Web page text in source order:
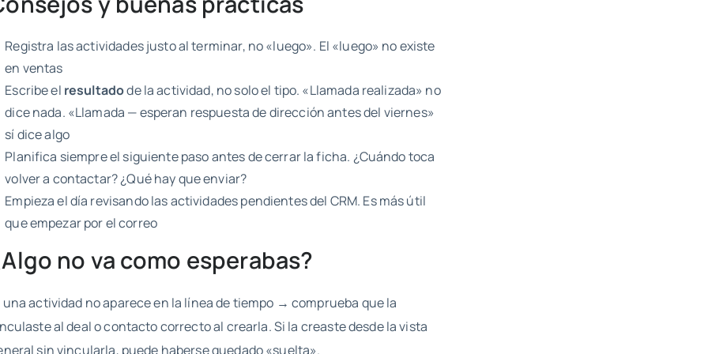
Registra las actividades justo al terminar, no «luego». El «luego» no existe
en ventas
Escribe el resultadode la actividad, no solo el tipo. «Llamada realizada» no
dice nada. «Llamada — esperan respuesta de dirección antes del viernes»
sí dice algo
Planifica siempre el siguiente paso antes de cerrar la ficha. ¿Cuándo toca
volver a contactar? ¿Qué hay que enviar?
Empieza el día revisando las actividades pendientes del CRM. Es más útil
que empezar por el correo
no va como esperabas?
una actividad no aparece en la línea de tiempo → comprueba que la
al deal o contacto correcto al crearla. Si la creaste desde la vista
sin vincularla, puede haberse quedado «suelta».